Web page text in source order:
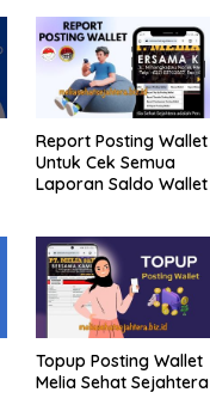
Report Posting Wallet
Untuk Cek Semua
Laporan Saldo Wallet
Topup Posting Wallet
Melia Sehat Sejahtera